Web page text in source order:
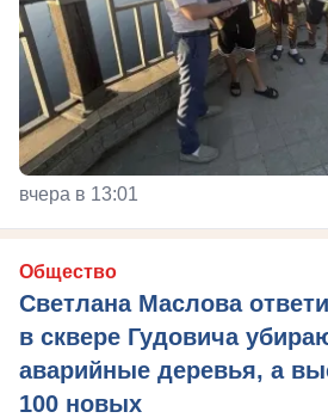
вчера в 13:01
Общество
Светлана Маслова
в сквере Гудовича
аварийные деревья, а
100 новых